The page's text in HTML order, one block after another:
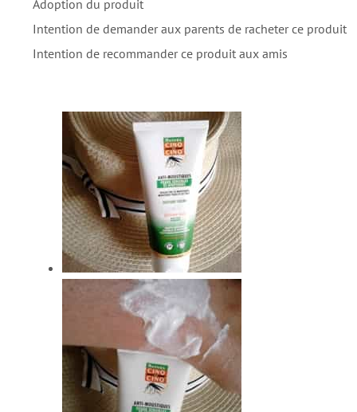
Adoption du produit
Intention de demander aux parents de racheter ce produit
Intention de recommander ce produit aux amis